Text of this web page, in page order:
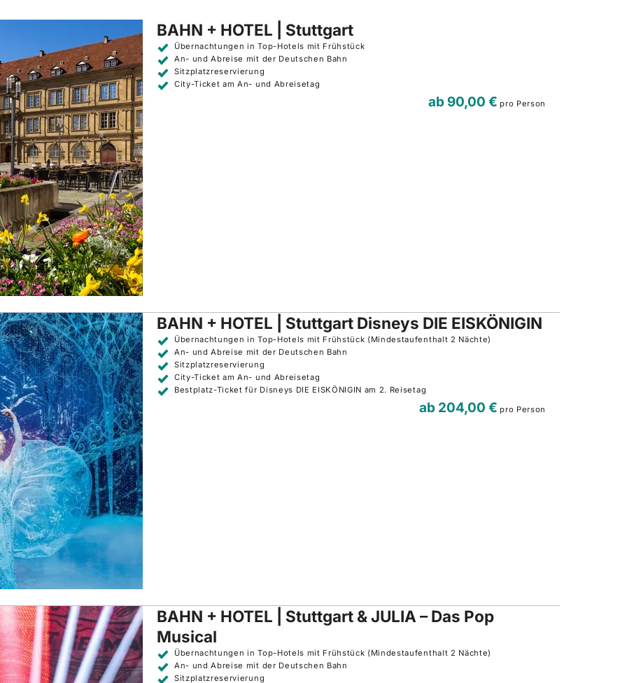
BAHN + HOTEL | Stuttgart
Übernachtungen in Top-Hotels mit Frühstück
An- und Abreise mit der Deutschen Bahn
Sitzplatzreservierung
City-Ticket am An- und Abreisetag
ab90,00 € pro Person
BAHN + HOTEL | Stuttgart Disneys DIE EISKÖNIGIN
Übernachtungen in Top-Hotels mit Frühstück (Mindestaufenthalt 2 Nächte)
An- und Abreise mit der Deutschen Bahn
Sitzplatzreservierung
City-Ticket am An- und Abreisetag
Bestplatz-Ticket für Disneys DIE EISKÖNIGIN am 2. Reisetag
ab 204,00 € pro Person
BAHN + HOTEL | Stuttgart & JULIA – Das Pop
Musical
Übernachtungen in Top-Hotels mit Frühstück (Mindestaufenthalt 2 Nächte)
An- und Abreise mit der Deutschen Bahn
Sitzplatzreservierung